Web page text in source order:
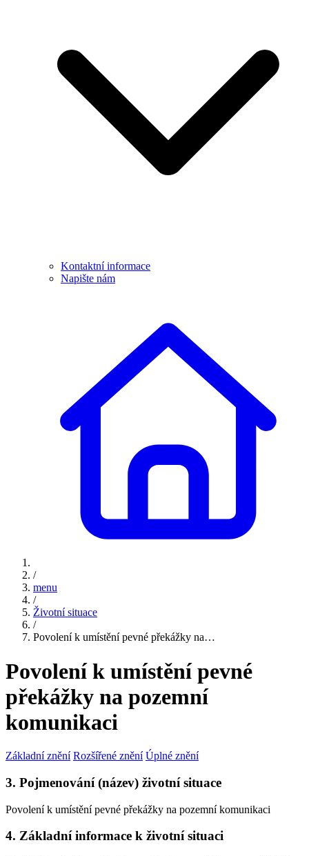
Kontaktní informace
Napište nám
/
menu
/
Životní situace
/
Povolení k umístění pevné překážky na…
Povolení k umístění pevné
překážky na pozemní
komunikaci
Základní znění Rozšířené znění Úplné znění
3. Pojmenování (název) životní situace
Povolení k umístění pevné překážky na pozemní komunikaci
4. Základní informace k životní situaci